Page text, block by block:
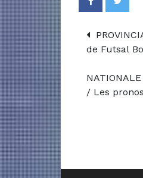
de Futsal
/ Les